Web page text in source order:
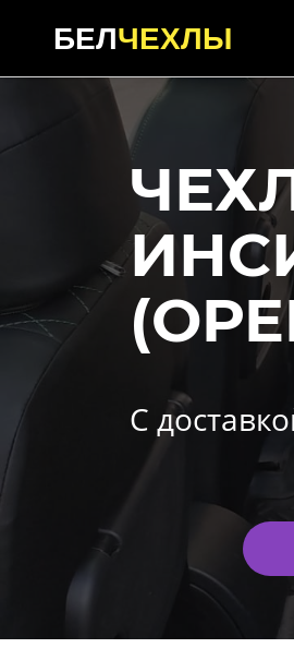
БЕЛЧЕХЛЫ
С